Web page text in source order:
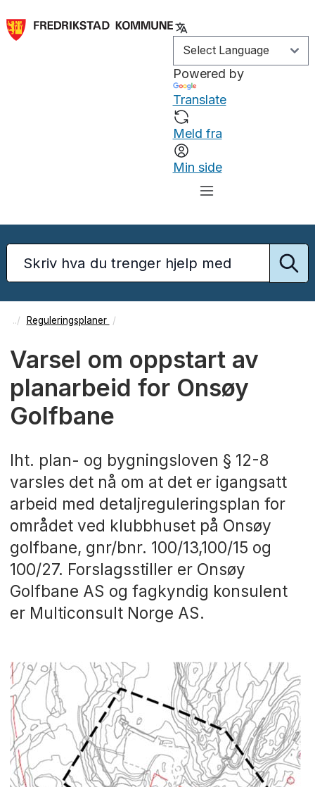
Powered by
Translate
Meld fra
Min side
Reguleringsplaner
Varsel om oppstart av
planarbeid for Onsøy
Golfbane
Iht. plan- og bygningsloven § 12-8
varsles det nå om at det er igangsatt
arbeid med detaljreguleringsplan for
området ved klubbhuset på Onsøy
golfbane, gnr/bnr. 100/13,100/15 og
100/27. Forslagsstiller er Onsøy
Golfbane AS og fagkyndig konsulent
er Multiconsult Norge AS.